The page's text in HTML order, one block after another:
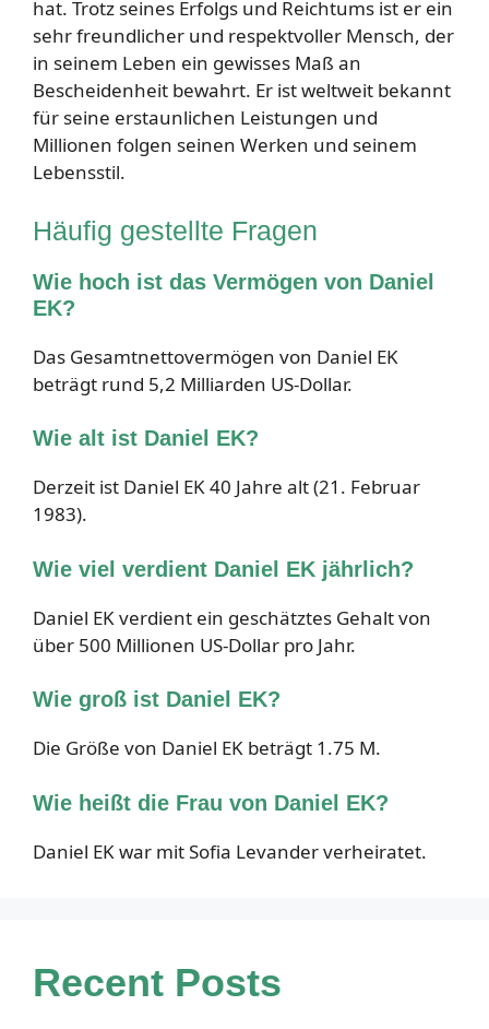
hat. Trotz seines Erfolgs und Reichtums ist er ein
sehr freundlicher und respektvoller Mensch, der
in seinem Leben ein gewisses Maß an
Bescheidenheit bewahrt. Er ist weltweit bekannt
für seine erstaunlichen Leistungen und
Millionen folgen seinen Werken und seinem
Lebensstil.
Häufig gestellte Fragen
Wie hoch ist das Vermögen von Daniel
EK?
Das Gesamtnettovermögen von Daniel EK
beträgt rund 5,2 Milliarden US-Dollar.
Wie alt ist Daniel EK?
Derzeit ist Daniel EK 40 Jahre alt (21. Februar
1983).
Wie viel verdient Daniel EK jährlich?
Daniel EK verdient ein geschätztes Gehalt von
über 500 Millionen US-Dollar pro Jahr.
Wie groß ist Daniel EK?
Die Größe von Daniel EK beträgt 1.75 M.
Wie heißt die Frau von Daniel EK?
Daniel EK war mit Sofia Levander verheiratet.
Recent Posts